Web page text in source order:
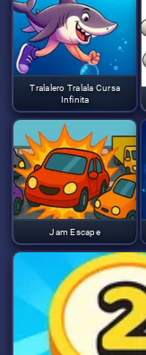
Tralalero Tralala Cursa
Infinita
Jam Escape